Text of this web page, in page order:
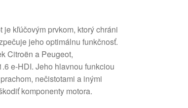
kľúčovým prvkom, ktorý chráni
jeho optimálnu funkčnosť.
Citroën a Peugeot,
e-HDI. Jeho hlavnou funkciou
nečistotami a inými
komponenty motora.